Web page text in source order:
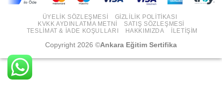
ÜYELIK SÖZLEŞMESI
GIZLILIK POLITIKASI
KVKK AYDINLATMA METNI
SATIŞ SÖZLEŞMESI
TESLIMAT & İADE KOŞULLARI
HAKKIMIZDA İLETIŞIM
Copyright 2026 ©Ankara Eğitim Sertifika